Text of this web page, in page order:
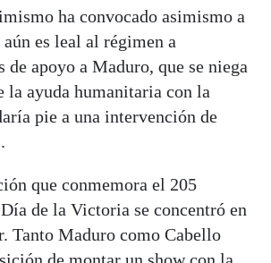
ha convocado asimismo a
es leal al régimen a
de apoyo a Maduro, que se niega
la ayuda humanitaria con la
pie a una intervención de
que conmemora el 205
de la Victoria se concentró en
Tanto Maduro como Cabello